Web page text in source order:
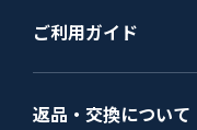
ご利用ガイド
返品・交換について